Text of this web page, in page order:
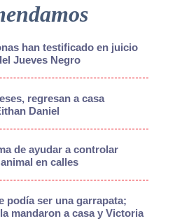
han testificado en juicio
Jueves Negro
regresan a casa
Daniel
de ayudar a controlar
en calles
podía ser una garrapata;
mandaron a casa y Victoria